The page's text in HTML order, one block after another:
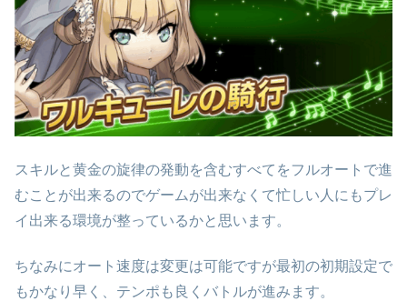
スキルと黄金の旋律の発動を含むすべてをフルオートで進
むことが出来るのでゲームが出来なくて忙しい人にもプレ
イ出来る環境が整っているかと思います。
ちなみにオート速度は変更は可能ですが最初の初期設定で
もかなり早く、テンポも良くバトルが進みます。